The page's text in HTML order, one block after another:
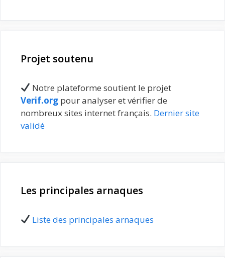
Projet soutenu
Notre plateforme soutient le projet
Verif.org pour analyser et vérifier de
nombreux sites internet français. Dernier site
validé
Les principales arnaques
Liste des principales arnaques